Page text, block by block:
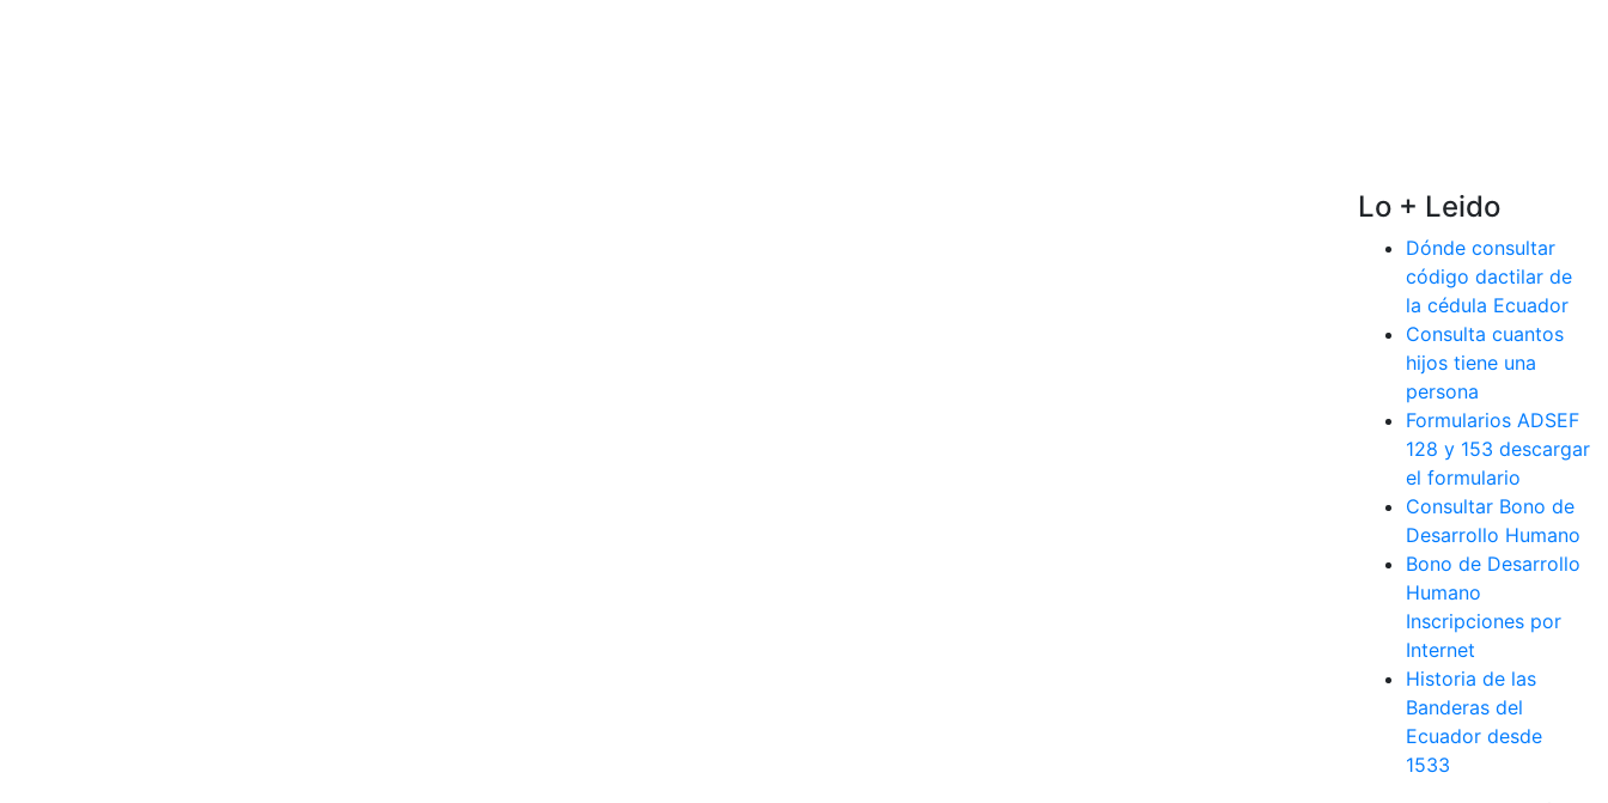
Lo + Leido
Dónde consultar
código dactilar de
la cédula Ecuador
Consulta cuantos
hijos tiene una
persona
Formularios ADSEF
128 y 153 descargar
el formulario
Consultar Bono de
Desarrollo Humano
Bono de Desarrollo
Humano
Inscripciones por
Internet
Historia de las
Banderas del
Ecuador desde
1533